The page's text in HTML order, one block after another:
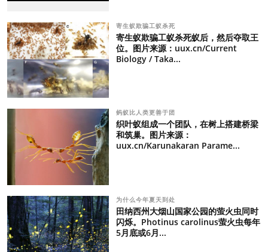
寄生蚁欺骗工蚁杀死
寄生蚁欺骗工蚁杀死蚁后，然后夺取王
位。图片来源：uux.cn/Current
Biology / Taka...
蚂蚁比人类更善于团
织叶蚁组成一个团队，在树上搭建桥梁
和筑巢。图片来源：
uux.cn/Karunakaran Parame...
为什么今年夏天到处
田纳西州大烟山国家公园的萤火虫同时
闪烁。Photinus carolinus萤火虫每年
5月底或6月...